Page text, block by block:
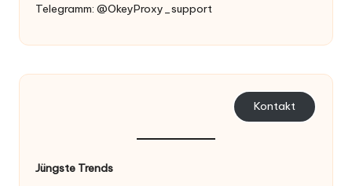
Telegramm: @OkeyProxy_support
Kontakt
Jüngste Trends